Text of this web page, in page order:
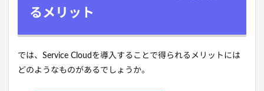
るメリット
では、Service Cloudを導入することで得られるメリットには
どのようなものがあるでしょうか。